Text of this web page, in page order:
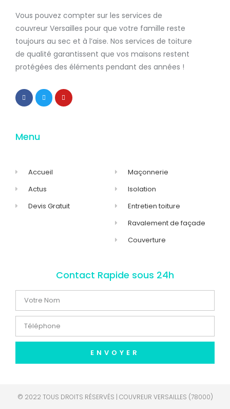
Vous pouvez compter sur les services de
couvreur Versailles pour que votre famille reste
toujours au sec et à l’aise. Nos services de toiture
de qualité garantissent que vos maisons restent
protégées des éléments pendant des années !
Menu
Accueil
Actus
Devis Gratuit
Maçonnerie
Isolation
Entretien toiture
Ravalement de façade
Couverture
Contact Rapide sous 24h
ENVOYER
© 2022 TOUS DROITS RÉSERVÉS | COUVREUR VERSAILLES (78000)